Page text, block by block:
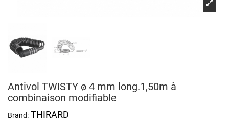
Antivol TWISTY ø 4 mm long.1,50m à
combinaison modifiable
Brand: THIRARD